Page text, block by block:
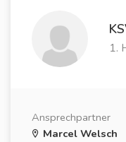
1.
Ansprechpartner
Marcel Welsch